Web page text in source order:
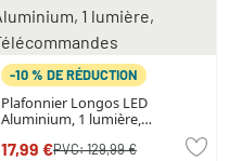
-10 % DE RÉDUCTION
Plafonnier Longos LED
Aluminium, 1 lumière,
17,99 €PVC:129,99 €